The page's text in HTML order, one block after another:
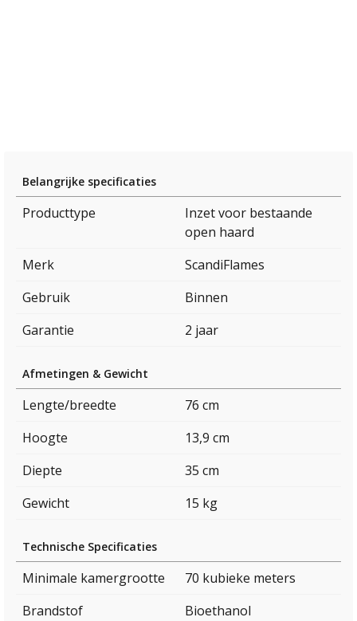
Belangrijke specificaties
Producttype
Inzet voor bestaande
open haard
Merk
ScandiFlames
Gebruik
Binnen
Garantie
2 jaar
Afmetingen & Gewicht
Lengte/breedte
76 cm
Hoogte
13,9 cm
Diepte
35 cm
Gewicht
15 kg
Technische Specificaties
Minimale kamergrootte
70 kubieke meters
Brandstof
Bioethanol